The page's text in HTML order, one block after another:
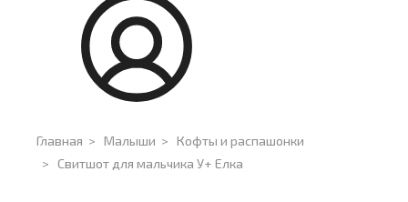
Главная > Малыши > Кофты и распашонки
> Свитшот для мальчика У+ Елка